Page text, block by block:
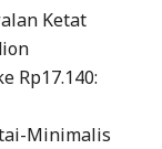
Ketat
Rp17.140:
Minimalis